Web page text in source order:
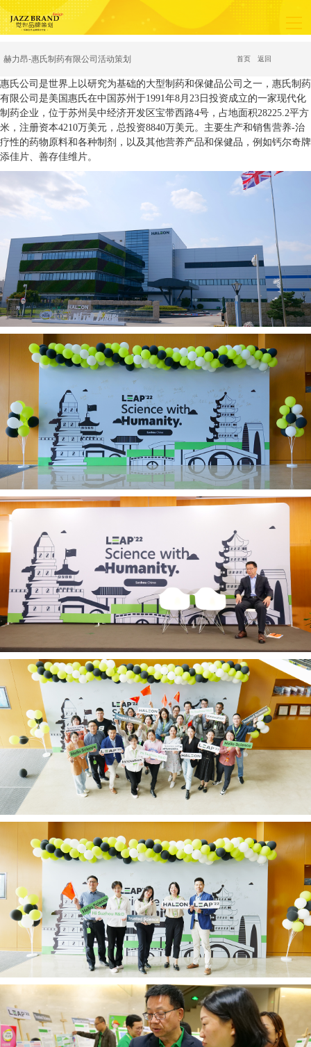
赫力昂-惠氏制药有限公司活动策划 首页 返回
惠氏公司是世界上以研究为基础的大型制药和保健品公司之一，惠氏制药
有限公司是美国惠氏在中国苏州于1991年8月23日投资成立的一家现代化
制药企业，位于苏州吴中经济开发区宝带西路4号，占地面积28225.2平方
米，注册资本4210万美元，总投资8840万美元。主要生产和销售营养-治
疗性的药物原料和各种制剂，以及其他营养产品和保健品，例如钙尔奇牌
添佳片、善存佳维片。